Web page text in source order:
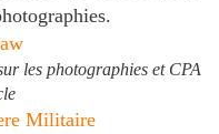
les photographies et CPA